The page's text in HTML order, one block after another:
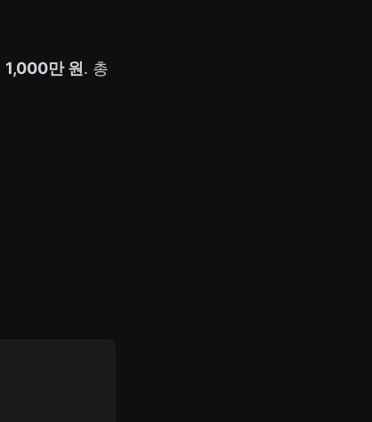
1,000만 원 . 총